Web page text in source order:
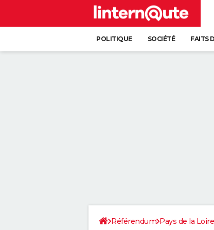
POLITIQUE SOCIÉTÉ FAITS
Référendum Pays de la Loire